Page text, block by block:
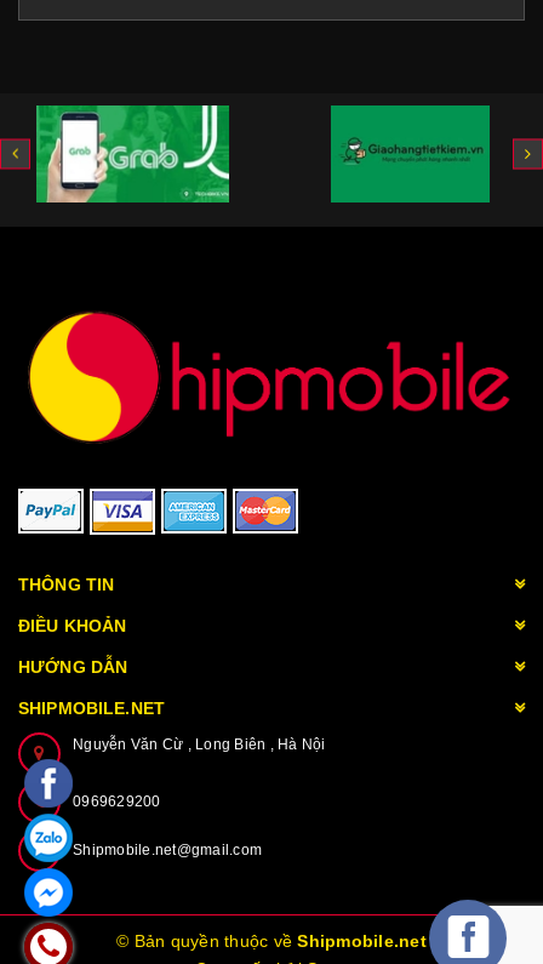
THÔNG TIN
ĐIỀU KHOẢN
HƯỚNG DẪN
SHIPMOBILE.NET
Nguyễn Văn Cừ , Long Biên , Hà Nội
0969629200
Shipmobile.net@gmail.com
© Bản quyền thuộc vềShipmobile.net